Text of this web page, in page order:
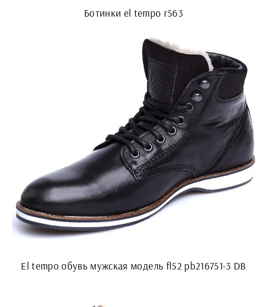
Ботинки el tempo r563
El tempo обувь мужская модель fl52 pb216751-3 DB